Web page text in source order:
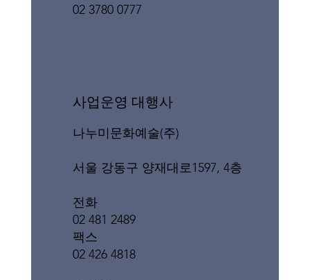
02 3780 0777
​사업운영 대행사
나누미문화예술(주)
서울 강동구 양재대로1597, 4층
전화
02 481 2489
팩스
02 426 4818